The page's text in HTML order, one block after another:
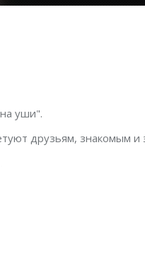
уши".
друзьям, знакомым и